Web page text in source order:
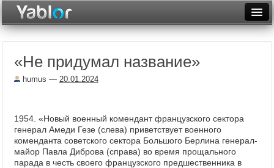
Неделя
Архив
Фототоп
«Не придумал название»
humus — 20.01.2024
1954. «Новый военный комендант французского сектора
генерал Амеди Гезе (слева) приветствует военного
коменданта советского сектора Большого Берлина генерал-
майор Павла Диброва (справа) во время прощального
парада в честь своего французского предшественника в